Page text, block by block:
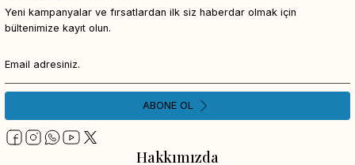
Hakkımızda
Yeni kampanyalar ve fırsatlardan ilk siz haberdar olmak için
bültenimize kayıt olun.
ABONE OL